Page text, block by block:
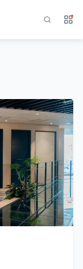
Search